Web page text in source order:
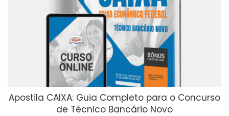
Apostila CAIXA: Guia Completo para o Concurso
de Técnico Bancário Novo